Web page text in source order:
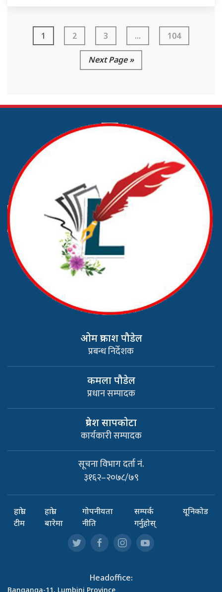
1 2 3 ... 104
Next Page »
ओम प्रकाश पौडेल
प्रबन्ध निर्देशक
कमला पौडेल
प्रधान सम्पादक
प्रवेश सापकाेटा
कार्यकारी सम्पादक
सूचना विभाग दर्ता नं.
३१६२–२०७८/७९
हाम्रो
टीम
हाम्रो
बारेमा
गोपनीयता
नीति
सम्पर्क
गर्नुहोस्
यूनिकोड
Headoffice:
Banganga-11, Lumbini Province